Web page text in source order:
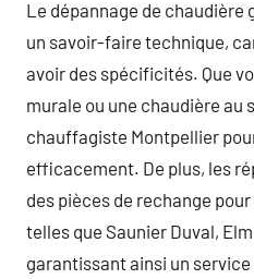
Le dépannage de chaudière
un savoir-faire technique,
avoir des spécificités. Que
murale ou une chaudière au
chauffagiste Montpellier
efficacement. De plus, les
des pièces de rechange
telles que Saunier Duval,
garantissant ainsi un